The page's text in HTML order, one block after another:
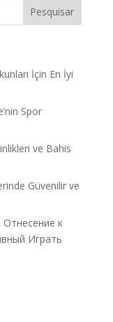
İçin En İyi
Spor
ve Bahis
Güvenilir ve
к
Играть